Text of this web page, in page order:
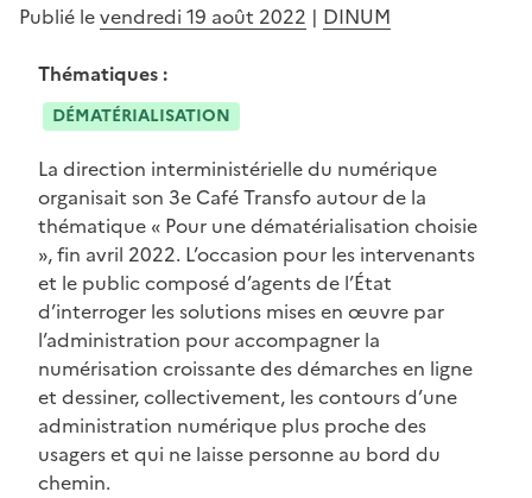
Publié levendredi 19 août 2022 | DINUM
Thématiques :
DÉMATÉRIALISATION
La direction interministérielle du numérique
organisait son 3e Café Transfo autour de la
thématique « Pour une dématérialisation choisie
», fin avril 2022. L’occasion pour les intervenants
et le public composé d’agents de l’État
d’interroger les solutions mises en œuvre par
l’administration pour accompagner la
numérisation croissante des démarches en ligne
et dessiner, collectivement, les contours d’une
administration numérique plus proche des
usagers et qui ne laisse personne au bord du
chemin.